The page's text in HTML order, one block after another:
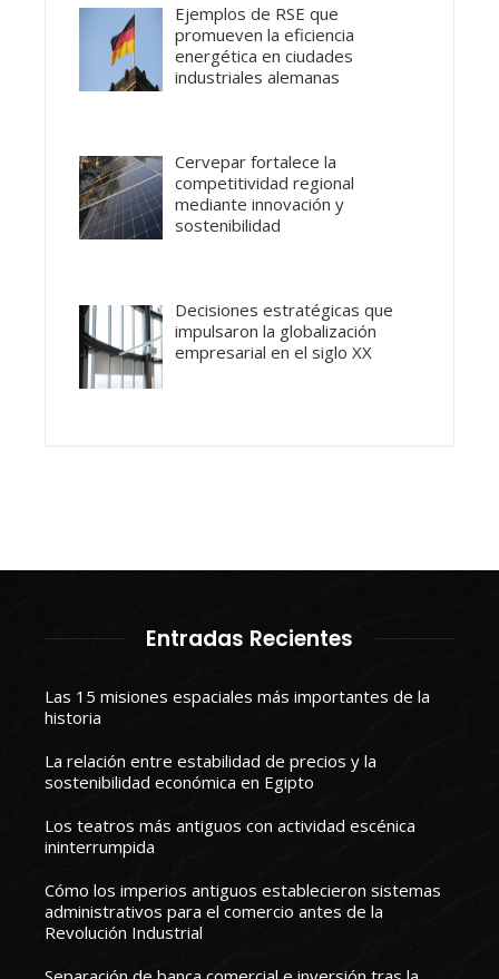
Ejemplos de RSE que
promueven la eficiencia
energética en ciudades
industriales alemanas
Cervepar fortalece la
competitividad regional
mediante innovación y
sostenibilidad
Decisiones estratégicas que
impulsaron la globalización
empresarial en el siglo XX
Entradas Recientes
Las 15 misiones espaciales más importantes de la
historia
La relación entre estabilidad de precios y la
sostenibilidad económica en Egipto
Los teatros más antiguos con actividad escénica
ininterrumpida
Cómo los imperios antiguos establecieron sistemas
administrativos para el comercio antes de la
Revolución Industrial